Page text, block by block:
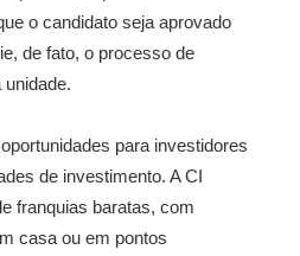
o candidato seja aprovado
de fato, o processo de
para investidores
de investimento. A CI
franquias baratas, com
casa ou em pontos